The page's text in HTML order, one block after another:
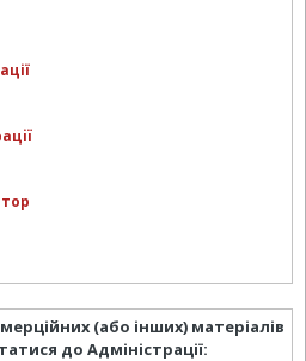
(або інших) матеріалів
до Адміністрації: